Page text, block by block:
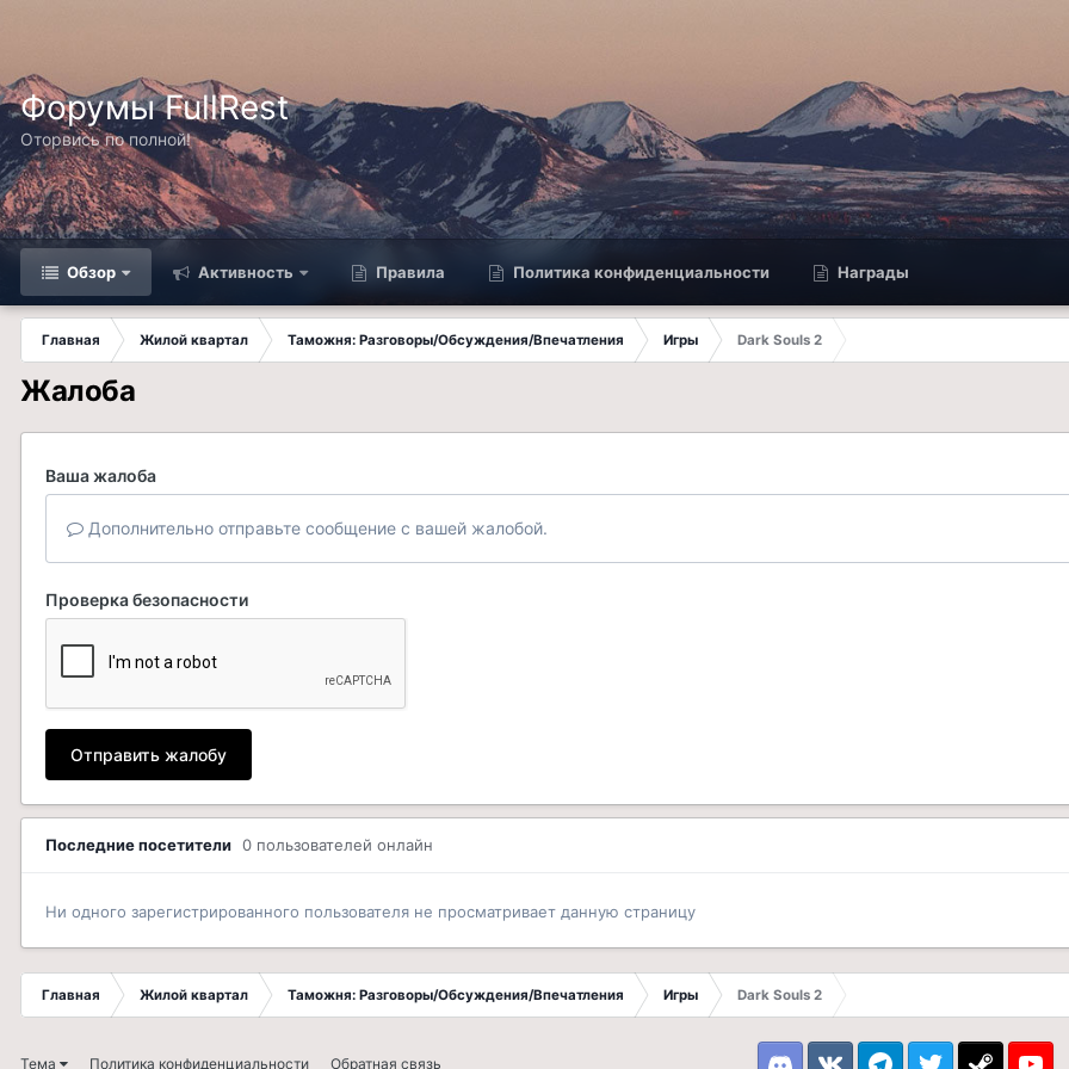
Форумы FullRest
Оторвись по полной!
Обзор Активность Правила Политика конфиденциальности Награды
Главная Жилой квартал Таможня: Разговоры/Обсуждения/Впечатления Игры
Dark Souls 2
Жалоба
Ваша жалоба
Дополнительно отправьте сообщение с вашей жалобой.
Проверка безопасности
Отправить жалобу
Последние посетители 0 пользователей онлайн
Ни одного зарегистрированного пользователя не просматривает данную страницу
Главная Жилой квартал Таможня: Разговоры/Обсуждения/Впечатления Игры Dark Souls 2
Тема Политика конфиденциальности Обратная связь